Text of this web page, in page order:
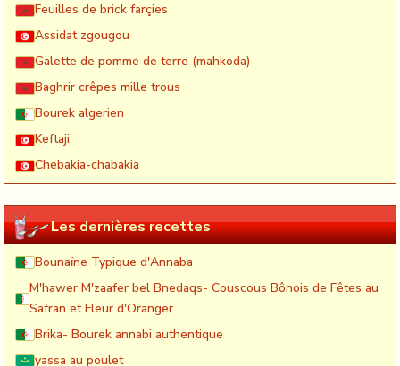
Feuilles de brick farçies
Assidat zgougou
Galette de pomme de terre (mahkoda)
Baghrir crêpes mille trous
Bourek algerien
Keftaji
Chebakia-chabakia
Les dernières recettes
Bounaïne Typique d'Annaba
M'hawer M'zaafer bel Bnedaqs- Couscous Bônois de Fêtes au
Safran et Fleur d'Oranger
Brika- Bourek annabi authentique
yassa au poulet